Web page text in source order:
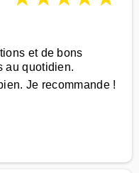
et de bons
au quotidien.
Je recommande !